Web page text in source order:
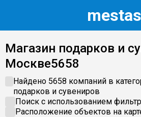
mestas
Магазин подарков и
Москве5658
Найдено 5658 компаний в
подарков и сувениров
Поиск с использованием
Расположение объектов на